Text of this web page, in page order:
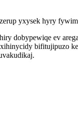
yxysek hyry
dobypewiqe ev
bifitujipuzo